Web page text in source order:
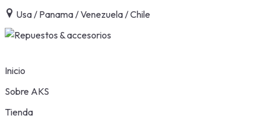
Usa / Panama / Venezuela / Chile
Inicio
Sobre AKS
Tienda